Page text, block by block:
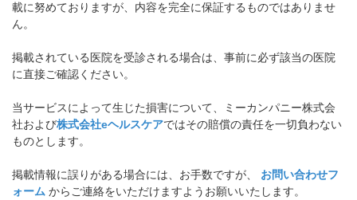
載に努めておりますが、内容を完全に保証するものではありませ
ん。
掲載されている医院を受診される場合は、事前に必ず該当の医院
に直接ご確認ください。
当サービスによって生じた損害について、ミーカンパニー株式会
社および株式会社eヘルスケアではその賠償の責任を一切負わない
ものとします。
掲載情報に誤りがある場合には、お手数ですが、
お問い合わせフ
ォーム からご連絡をいただけますようお願いいたします。